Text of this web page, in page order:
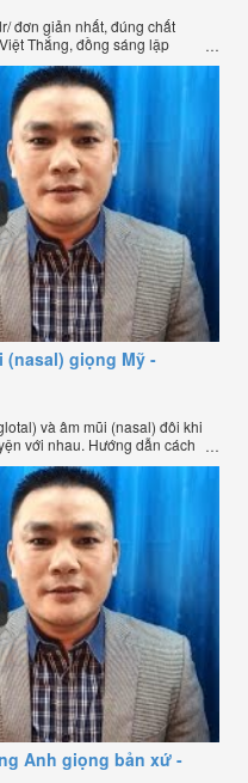
đơn giản nhất, đúng chất
Thắng, đồng sáng lập
trực tuyến chặt chẽ nhất thế
(nasal) giọng Mỹ -
và âm mũi (nasal) đôi khi
với nhau. Hướng dẫn cách
đọc tách ghép âm đặc biệt
- Chương trình
giới.
Anh giọng bản xứ -